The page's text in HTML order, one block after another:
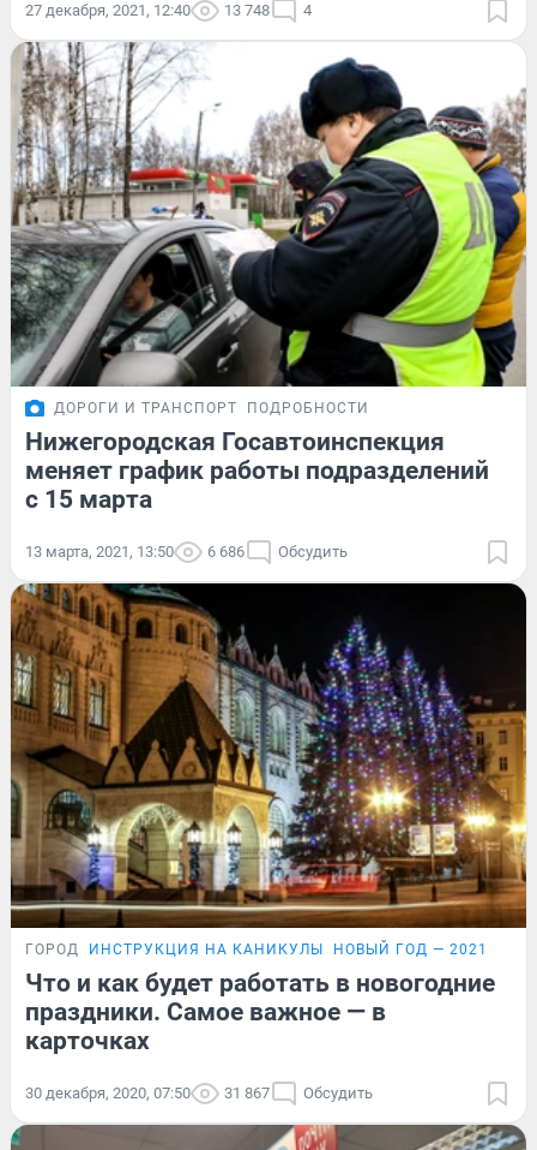
27 декабря, 2021, 12:40 13 748 4
ДОРОГИ И ТРАНСПОРТ ПОДРОБНОСТИ
Нижегородская Госавтоинспекция
меняет график работы подразделений
с 15 марта
13 марта, 2021, 13:50 6 686 Обсудить
ГОРОД ИНСТРУКЦИЯ НА КАНИКУЛЫ НОВЫЙ ГОД — 2021
Что и как будет работать в новогодние
праздники. Самое важное — в
карточках
30 декабря, 2020, 07:50 31 867 Обсудить